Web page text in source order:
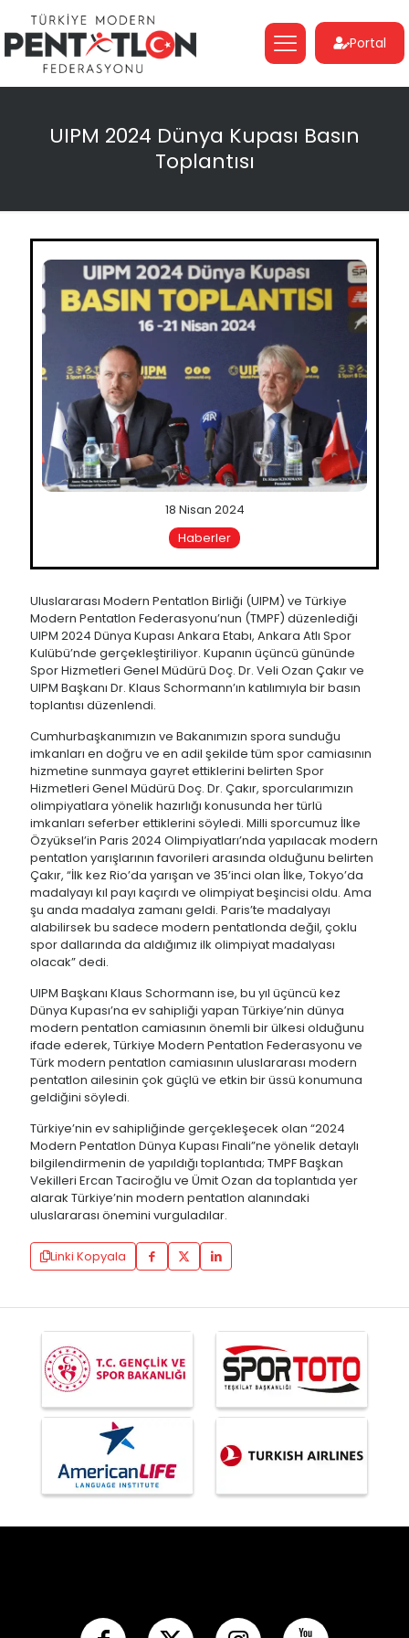
Portal
UIPM 2024 Dünya Kupası Basın
Toplantısı
18 Nisan 2024
Haberler
Uluslararası Modern Pentatlon Birliği (UIPM) ve Türkiye
Modern Pentatlon Federasyonu’nun (TMPF) düzenlediği
UIPM 2024 Dünya Kupası Ankara Etabı, Ankara Atlı Spor
Kulübü’nde gerçekleştiriliyor. Kupanın üçüncü gününde
Spor Hizmetleri Genel Müdürü Doç. Dr. Veli Ozan Çakır ve
UIPM Başkanı Dr. Klaus Schormann’ın katılımıyla bir basın
toplantısı düzenlendi.
Cumhurbaşkanımızın ve Bakanımızın spora sunduğu
imkanları en doğru ve en adil şekilde tüm spor camiasının
hizmetine sunmaya gayret ettiklerini belirten Spor
Hizmetleri Genel Müdürü Doç. Dr. Çakır, sporcularımızın
olimpiyatlara yönelik hazırlığı konusunda her türlü
imkanları seferber ettiklerini söyledi. Milli sporcumuz İlke
Özyüksel’in Paris 2024 Olimpiyatları’nda yapılacak modern
pentatlon yarışlarının favorileri arasında olduğunu belirten
Çakır, “İlk kez Rio’da yarışan ve 35’inci olan İlke, Tokyo’da
madalyayı kıl payı kaçırdı ve olimpiyat beşincisi oldu. Ama
şu anda madalya zamanı geldi. Paris’te madalyayı
alabilirsek bu sadece modern pentatlonda değil, çoklu
spor dallarında da aldığımız ilk olimpiyat madalyası
olacak” dedi.
UIPM Başkanı Klaus Schormann ise, bu yıl üçüncü kez
Dünya Kupası’na ev sahipliği yapan Türkiye’nin dünya
modern pentatlon camiasının önemli bir ülkesi olduğunu
ifade ederek, Türkiye Modern Pentatlon Federasyonu ve
Türk modern pentatlon camiasının uluslararası modern
pentatlon ailesinin çok güçlü ve etkin bir üssü konumuna
geldiğini söyledi.
Türkiye’nin ev sahipliğinde gerçekleşecek olan “2024
Modern Pentatlon Dünya Kupası Finali”ne yönelik detaylı
bilgilendirmenin de yapıldığı toplantıda; TMPF Başkan
Vekilleri Ercan Taciroğlu ve Ümit Ozan da toplantıda yer
alarak Türkiye’nin modern pentatlon alanındaki
uluslararası önemini vurguladılar.
Linki Kopyala